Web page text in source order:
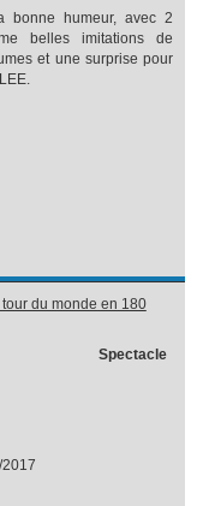
humeur, avec 2
belles imitations de
et une surprise pour
du monde en 180
Spectacle